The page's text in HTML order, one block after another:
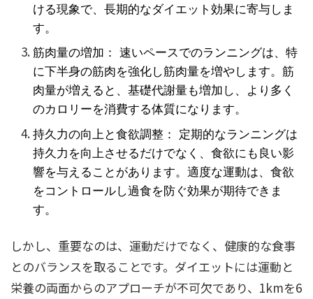
ける現象で、長期的なダイエット効果に寄与しま
す。
筋肉量の増加： 速いペースでのランニングは、特
に下半身の筋肉を強化し筋肉量を増やします。筋
肉量が増えると、基礎代謝量も増加し、より多く
のカロリーを消費する体質になります。
持久力の向上と食欲調整： 定期的なランニングは
持久力を向上させるだけでなく、食欲にも良い影
響を与えることがあります。適度な運動は、食欲
をコントロールし過食を防ぐ効果が期待できま
す。
しかし、重要なのは、運動だけでなく、健康的な食事
とのバランスを取ることです。ダイエットには運動と
栄養の両面からのアプローチが不可欠であり、1kmを6